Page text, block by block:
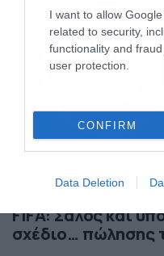
I want to allow
related to security,
functionality and
user protection.
CONFIRM
Data Deletion
01/08/2026 10:10
FIFA: Σάλος και
σχέδιο… πώλησης